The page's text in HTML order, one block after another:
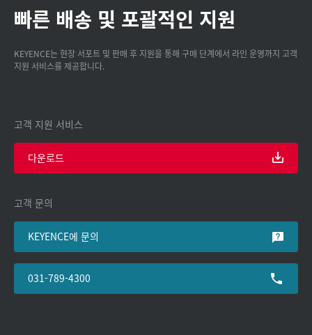
빠른 배송 및 포괄적인 지원
KEYENCE는 현장 서포트 및 판매 후 지원을 통해 구매 단계에서 라인 운영까지 고객
지원 서비스를 제공합니다.
고객 지원 서비스
다운로드
고객 문의
KEYENCE에 문의
031-789-4300